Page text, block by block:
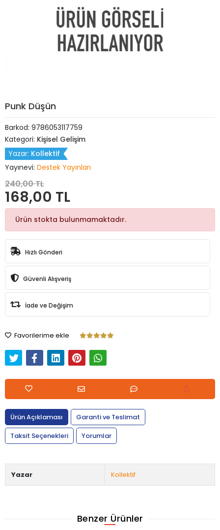
Punk Düşün
Barkod: 9786053117759
Kategori: Kişisel Gelişim
Yazar: Kollektif
Yayınevi: Destek Yayınları
240,00 TL
168,00 TL
Ürün stokta bulunmamaktadır.
Hızlı Gönderi
Güvenli Alışveriş
İade ve Değişim
Favorilerime ekle
Ürün Açıklaması
Garanti ve Teslimat
Taksit Seçenekleri
Yorumlar
Yazar Kollektif
Benzer Ürünler